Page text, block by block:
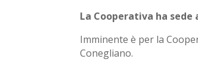
La Cooperativa ha sede
Imminente è per la
Conegliano.